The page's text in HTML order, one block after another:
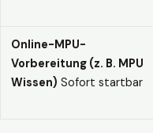
Online-MPU-
Vorbereitung (z. B. MPU
Wissen) Sofort startbar